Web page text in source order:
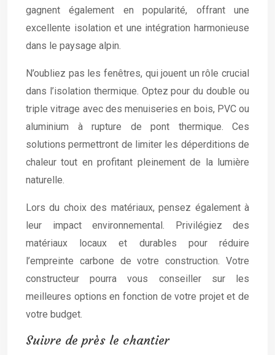
gagnent également en popularité, offrant une
excellente isolation et une intégration harmonieuse
dans le paysage alpin.
N’oubliez pas les fenêtres, qui jouent un rôle crucial
dans l’isolation thermique. Optez pour du double ou
triple vitrage avec des menuiseries en bois, PVC ou
aluminium à rupture de pont thermique. Ces
solutions permettront de limiter les déperditions de
chaleur tout en profitant pleinement de la lumière
naturelle.
Lors du choix des matériaux, pensez également à
leur impact environnemental. Privilégiez des
matériaux locaux et durables pour réduire
l’empreinte carbone de votre construction. Votre
constructeur pourra vous conseiller sur les
meilleures options en fonction de votre projet et de
votre budget.
Suivre de près le chantier